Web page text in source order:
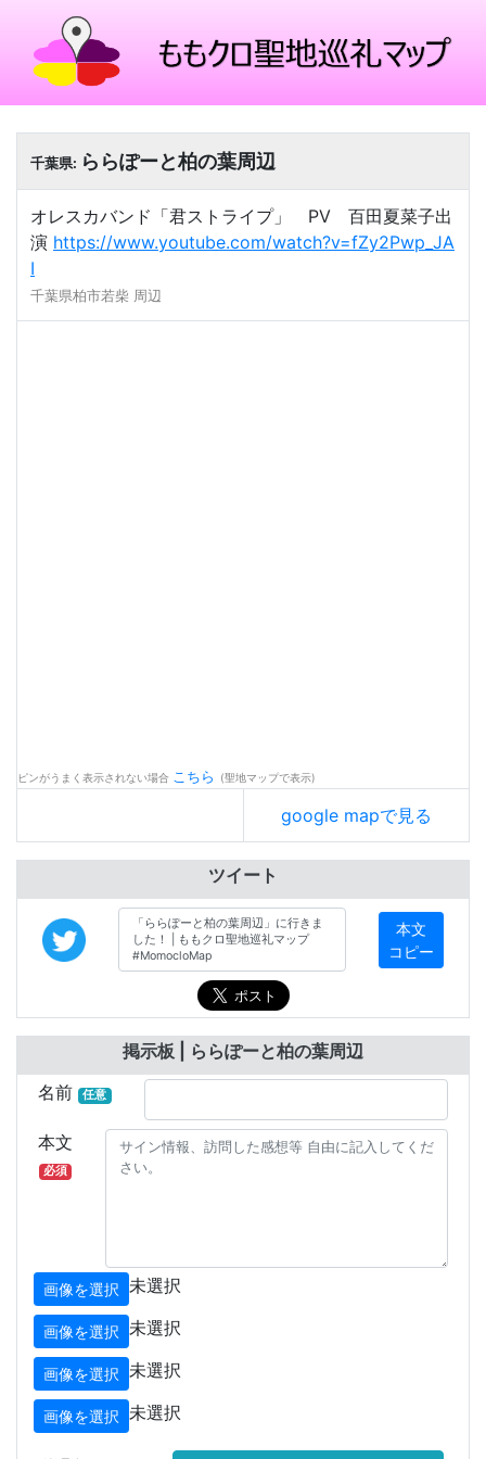
千葉県: ららぽーと柏の葉周辺
オレスカバンド「君ストライプ」 PV 百田夏菜子出
演 https://www.youtube.com/watch?v=fZy2Pwp_JA
I
千葉県柏市若柴 周辺
ピンがうまく表示されない場合 こちら (聖地マップで表示)
google mapで見る
ツイート
本文
コピー
掲示板 | ららぽーと柏の葉周辺
名前
任意
本文
必須
画像を選択 未選択
画像を選択 未選択
画像を選択 未選択
画像を選択 未選択